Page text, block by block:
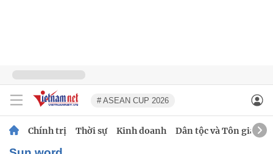
# ASEAN CUP 2026
Chính trị Thời sự Kinh doanh Dân tộc và Tôn giáo